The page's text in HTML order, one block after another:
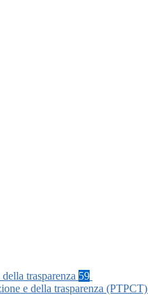
trasparenza 59
e della trasparenza (PTPCT)